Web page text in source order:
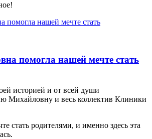
помогла нашей мечте стать
историей и от всей души
Михайловну и весь коллектив Клиники
стать родителями, и именно здесь эта